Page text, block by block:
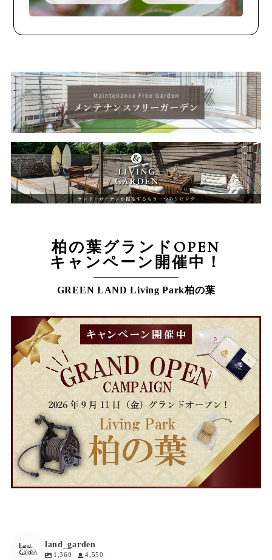
柏の葉グランドOPEN
キャンペーン開催中！
GREEN LAND Living Park柏の葉
land_garden
1,360 4,550